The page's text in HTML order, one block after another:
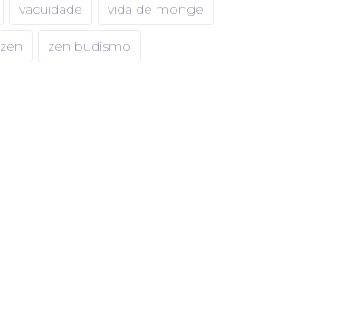
vacuidade vida de monge
zen zen budismo